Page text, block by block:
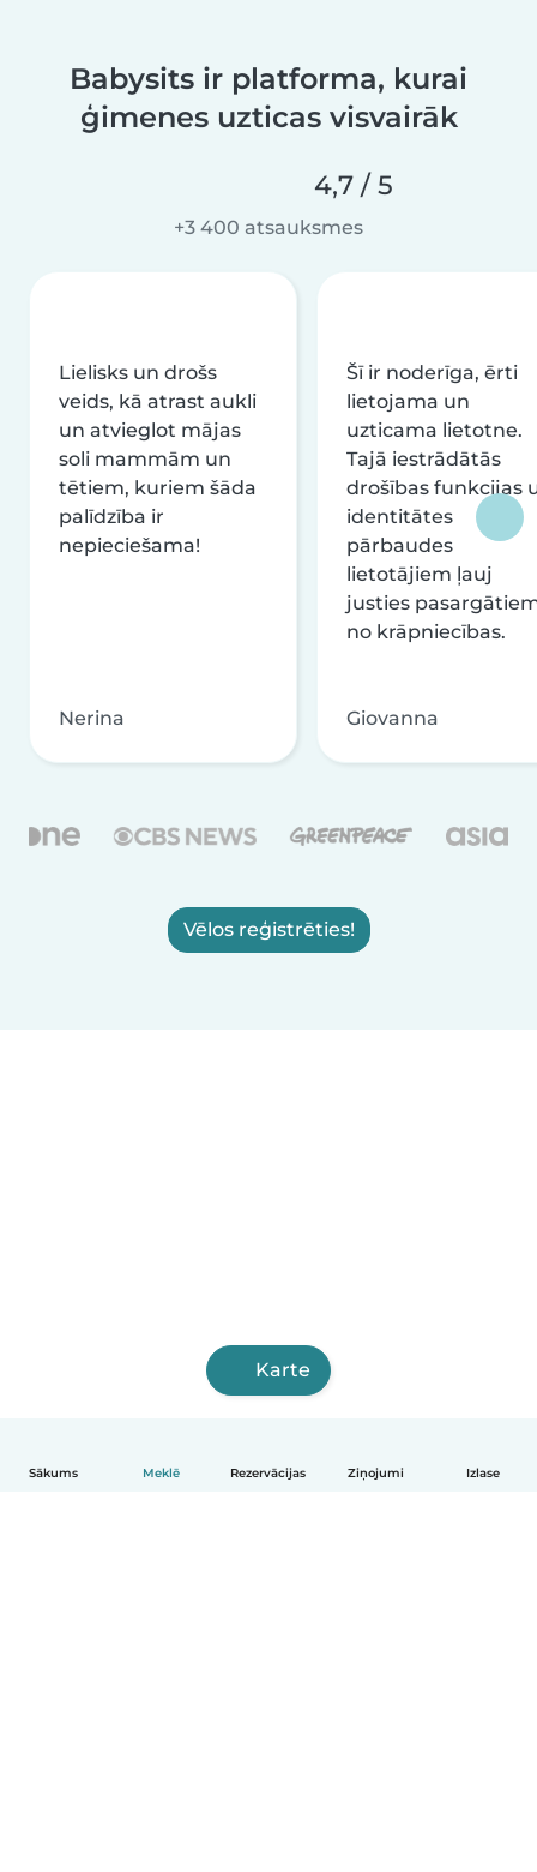
Sākums Meklē Rezervācijas Ziņojumi Izlase
Babysits ir platforma, kurai
ģimenes uzticas visvairāk
4,7 / 5
+3 400 atsauksmes
Lielisks un drošs
veids, kā atrast aukli
un atvieglot mājas
soli mammām un
tētiem, kuriem šāda
palīdzība ir
nepieciešama!
Nerina
Šī ir noderīga, ērti
lietojama un
uzticama lietotne.
Tajā iestrādātās
drošības funkcijas
identitātes
pārbaudes
lietotājiem ļauj
justies
no krāpniecības.
Giovanna
Vēlos reģistrēties!
Karte